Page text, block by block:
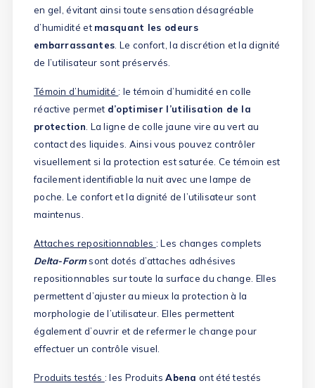
en gel, évitant ainsi toute sensation désagréable
d’humidité et masquant les odeurs
embarrassantes . Le confort, la discrétion et la dignité
de l’utilisateur sont préservés.
Témoin d’humidité: le témoin d’humidité en colle
réactive permet d’optimiser l’utilisation de la
protection . La ligne de colle jaune vire au vert au
contact des liquides. Ainsi vous pouvez contrôler
visuellement si la protection est saturée. Ce témoin est
facilement identifiable la nuit avec une lampe de
poche. Le confort et la dignité de l’utilisateur sont
maintenus.
Attaches repositionnables : Les changes complets
Delta-Formsont dotés d’attaches adhésives
repositionnables sur toute la surface du change. Elles
permettent d’ajuster au mieux la protection à la
morphologie de l’utilisateur. Elles permettent
également d’ouvrir et de refermer le change pour
effectuer un contrôle visuel.
Produits testés : les ProduitsAbena ont été testés